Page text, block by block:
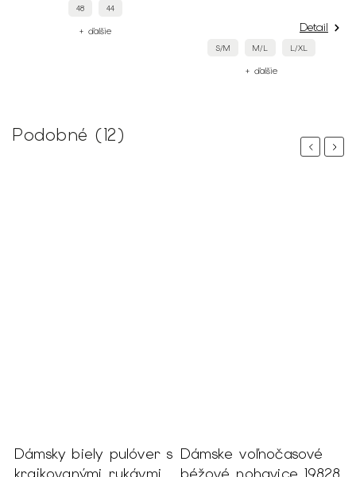
48 44
+ ďalšie Detail
S/M M/L L/XL
+ ďalšie
Podobné (12)
Previous
s Dámske voľnočasové
Dámsky štýlový
Next